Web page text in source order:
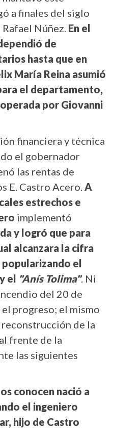
a finales del siglo
Núñez. En el
de
hasta que en
María Reina asumió
el departamento,
por Giovanni
financiera y técnica
el gobernador
las rentas de
E. Castro Acero.A
estrechos e
implementó
y logró que para
alcanzara la cifra
el
el "Anís Tolima". Ni
del 20 de
progreso; el mismo
de la
frente de la
las siguientes
conocen nació a
el ingeniero
hijo de Castro